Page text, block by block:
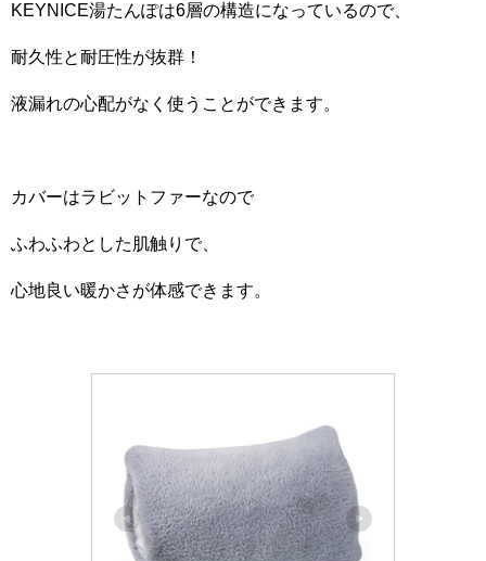
KEYNICE湯たんぽは6層の構造になっているので、
耐久性と耐圧性が抜群！
液漏れの心配がなく使うことができます。
カバーはラビットファーなので
ふわふわとした肌触りで、
心地良い暖かさが体感できます。